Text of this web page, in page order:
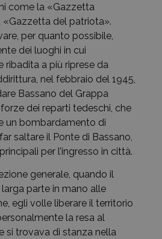
come la «Gazzetta
del patriota».
per quanto possibile,
dei luoghi in cui
ribadita a più riprese da
nel febbraio del 1945,
Bassano del Grappa
dei reparti tedeschi, che
un bombardamento di
saltare il Ponte di Bassano,
per l’ingresso in città.
generale, quando il
parte in mano alle
egli volle liberare il territorio
la resa al
si trovava di stanza nella